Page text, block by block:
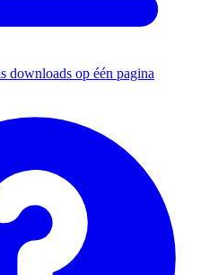
downloads op één pagina